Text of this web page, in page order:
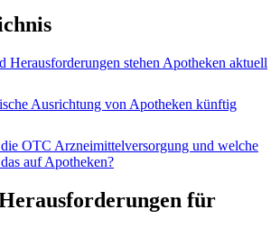
Herausforderungen stehen Apotheken aktuell
Ausrichtung von Apotheken künftig
OTC Arzneimittelversorgung und welche
auf Apotheken?
für